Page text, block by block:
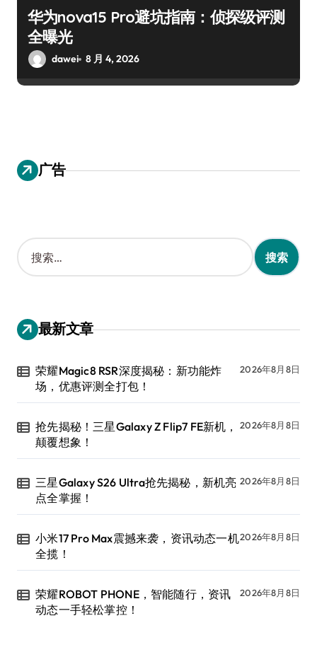
华为nova15 Pro避坑指南：侦探级评测
全曝光
dawei 8 月 4, 2026
广告
搜
索
：
最新文章
荣耀Magic8 RSR深度揭秘：新功能炸
场，优惠评测全打包！
2026年8月8日
抢先揭秘！三星Galaxy Z Flip7 FE新机，
颠覆想象！
2026年8月8日
三星Galaxy S26 Ultra抢先揭秘，新机亮
点全掌握！
2026年8月8日
小米17 Pro Max震撼来袭，资讯动态一机
全揽！
2026年8月8日
荣耀ROBOT PHONE，智能随行，资讯
动态一手轻松掌控！
2026年8月8日